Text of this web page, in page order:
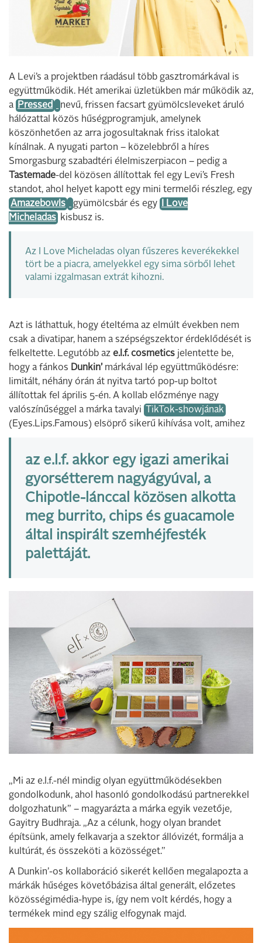
A Levi’s a projektben ráadásul több gasztromárkával is
együttműködik. Hét amerikai üzletükben már működik az,
a Pressed
nevű, frissen facsart gyümölcsleveket áruló
hálózattal közös hűségprogramjuk, amelynek
köszönhetően az arra jogosultaknak friss italokat
kínálnak. A nyugati parton – közelebbről a híres
Smorgasburg szabadtéri élelmiszerpiacon – pedig a
Tastemade-del közösen állítottak fel egy Levi’s Fresh
standot, ahol helyet kapott egy mini termelői részleg, egy
Amazebowls
gyümölcsbár és egy I Love
Micheladas kisbusz is.
Az I Love Micheladas olyan fűszeres keverékekkel
tört be a piacra, amelyekkel egy sima sörből lehet
valami izgalmasan extrát kihozni.
Azt is láthattuk, hogy ételtéma az elmúlt években nem
csak a divatipar, hanem a szépségszektor érdeklődését is
felkeltette. Legutóbb az e.l.f. cosmetics jelentette be,
hogy a fánkos Dunkin’ márkával lép együttműködésre:
limitált, néhány órán át nyitva tartó pop-up boltot
állítottak fel április 5-én. A kollab előzménye nagy
valószínűséggel a márka tavalyi
TikTok-showjának
(Eyes.Lips.Famous) elsöprő sikerű kihívása volt, amihez
az e.l.f. akkor egy igazi amerikai
gyorsétterem nagyágyúval, a
Chipotle-lánccal közösen alkotta
meg burrito, chips és guacamole
által inspirált szemhéjfesték
palettáját.
„Mi az e.l.f.-nél mindig olyan együttműködésekben
gondolkodunk, ahol hasonló gondolkodású partnerekkel
dolgozhatunk” – magyarázta a márka egyik vezetője,
Gayitry Budhraja. „Az a célunk, hogy olyan brandet
építsünk, amely felkavarja a szektor állóvizét, formálja a
kultúrát, és összeköti a közösséget.”
A Dunkin’-os kollaboráció sikerét kellően megalapozta a
márkák hűséges követőbázisa által generált, előzetes
közösségimédia-hype is, így nem volt kérdés, hogy a
termékek mind egy szálig elfogynak majd.